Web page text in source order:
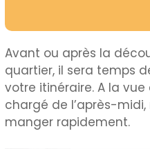
Avant ou après la
quartier, il sera temps
votre itinéraire. A la
chargé de l’après-
manger rapidement.